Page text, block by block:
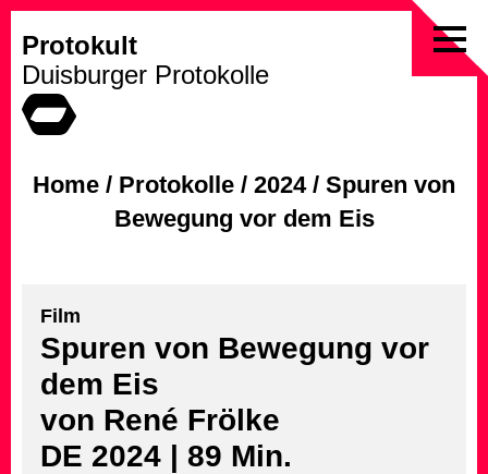
to
Protokult
Duisburger Protokolle
Home / Protokolle / 2024/ Spuren von
Bewegung vor dem Eis
Film
Spuren von Bewegung vor
dem Eis
von René Frölke
DE 2024 | 89 Min.